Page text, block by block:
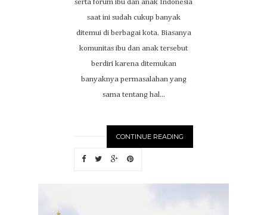
serta forum ibu dan anak Indonesia
saat ini sudah cukup banyak
ditemui di berbagai kota. Biasanya
komunitas ibu dan anak tersebut
berdiri karena ditemukan
banyaknya permasalahan yang
sama tentang hal...
CONTINUE READING